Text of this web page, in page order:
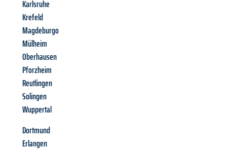
Karlsruhe
Krefeld
Magdeburgo
Mülheim
Oberhausen
Pforzheim
Reutlingen
Solingen
Wuppertal
Dortmund
Erlangen